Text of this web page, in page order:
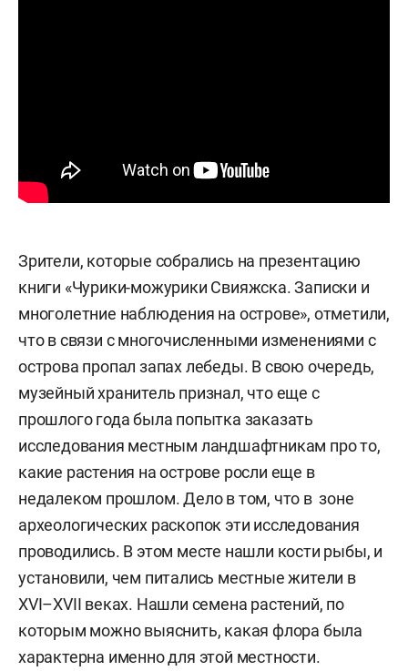
Зрители, которые собрались на презентацию
книги «Чурики-можурики Свияжска. Записки и
многолетние наблюдения на острове», отметили,
что в связи с многочисленными изменениями с
острова пропал запах лебеды. В свою очередь,
музейный хранитель признал, что еще с
прошлого года была попытка заказать
исследования местным ландшафтникам про то,
какие растения на острове росли еще в
недалеком прошлом. Дело в том, что в зоне
археологических раскопок эти исследования
проводились. В этом месте нашли кости рыбы, и
установили, чем питались местные жители в
XVI–XVII веках. Нашли семена растений, по
которым можно выяснить, какая флора была
характерна именно для этой местности.